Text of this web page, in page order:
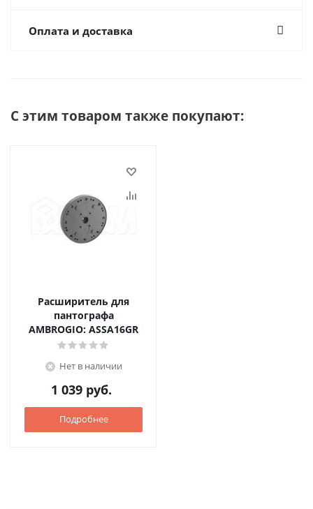
Оплата и доставка
С этим товаром также покупают:
Расширитель для
пантографа
AMBROGIO: ASSA16GR
Нет в наличии
1 039руб.
Подробнее